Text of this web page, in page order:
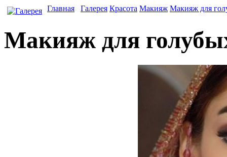
Главная Галерея Красота Макияж Макияж для
Макияж для